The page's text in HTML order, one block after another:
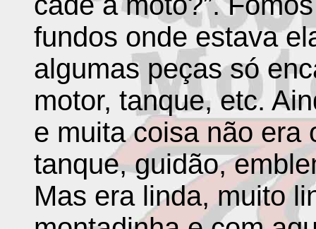
fundos onde estava
algumas peças só
motor, tanque, etc.
e muita coisa não era
tanque, guidão,
Mas era linda, muito